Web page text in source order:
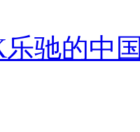
乐驰的中